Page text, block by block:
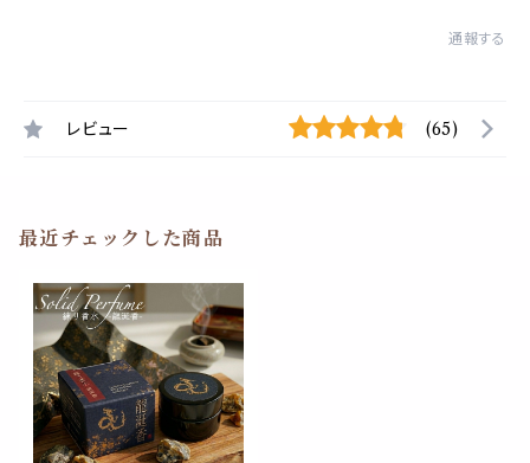
通報する
レビュー (65)
最近チェックした商品